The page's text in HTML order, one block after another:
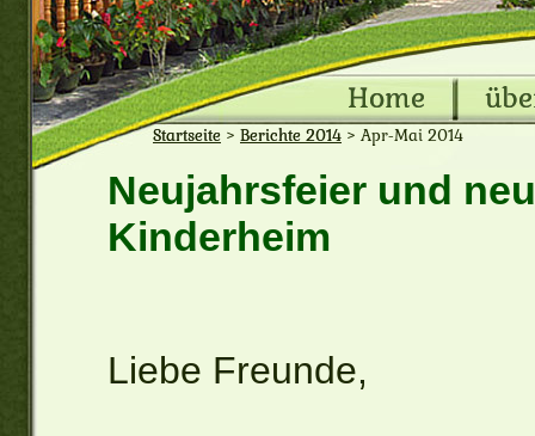
Startseite > Berichte 2014 > Apr-Mai 2014
Home
Neujahrsfeier und
Kinderheim
Liebe Freunde,